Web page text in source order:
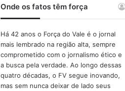
Onde os fatos têm força
Há 42 anos o Força do Vale é o jornal
mais lembrado na região alta, sempre
comprometido com o jornalismo ético e
a busca pela verdade. Ao longo dessas
quatro décadas, o FV segue inovando,
mas sem nunca deixar de lado seus